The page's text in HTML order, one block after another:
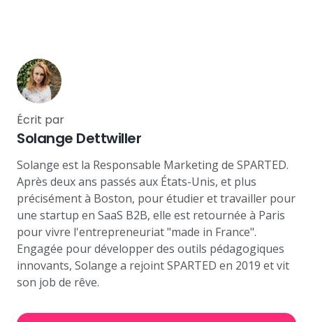
Écrit par
Solange Dettwiller
Solange est la Responsable Marketing de SPARTED.
Après deux ans passés aux États-Unis, et plus
précisément à Boston, pour étudier et travailler pour
une startup en SaaS B2B, elle est retournée à Paris
pour vivre l'entrepreneuriat "made in France".
Engagée pour développer des outils pédagogiques
innovants, Solange a rejoint SPARTED en 2019 et vit
son job de rêve.